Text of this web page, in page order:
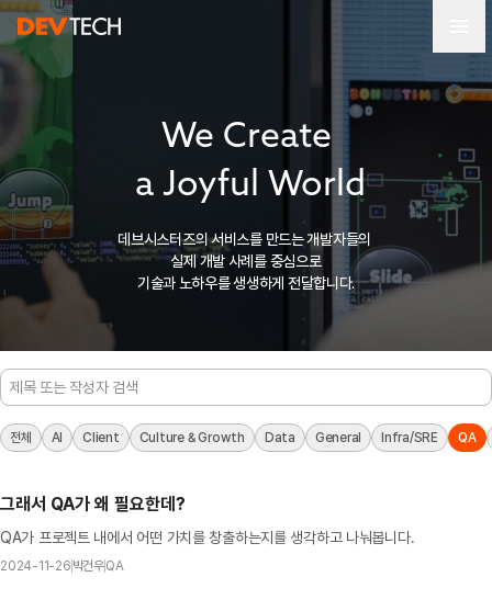
We Create
a Joyful World
데브시스터즈의 서비스를 만드는 개발자들의
실제 개발 사례를 중심으로
기술과 노하우를 생생하게 전달합니다.
전체 AI Client Culture & Growth Data General Infra/SRE QA
그래서 QA가 왜 필요한데?
QA가 프로젝트 내에서 어떤 가치를 창출하는지를 생각하고 나눠봅니다.
2024-11-26 박건우QA